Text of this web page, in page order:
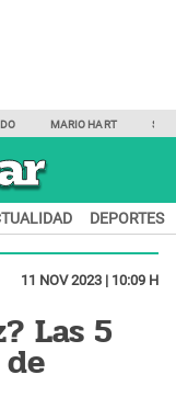
MARIO HART
DEPORTES
11 NOV 2023 | 10:09 H
Las 5